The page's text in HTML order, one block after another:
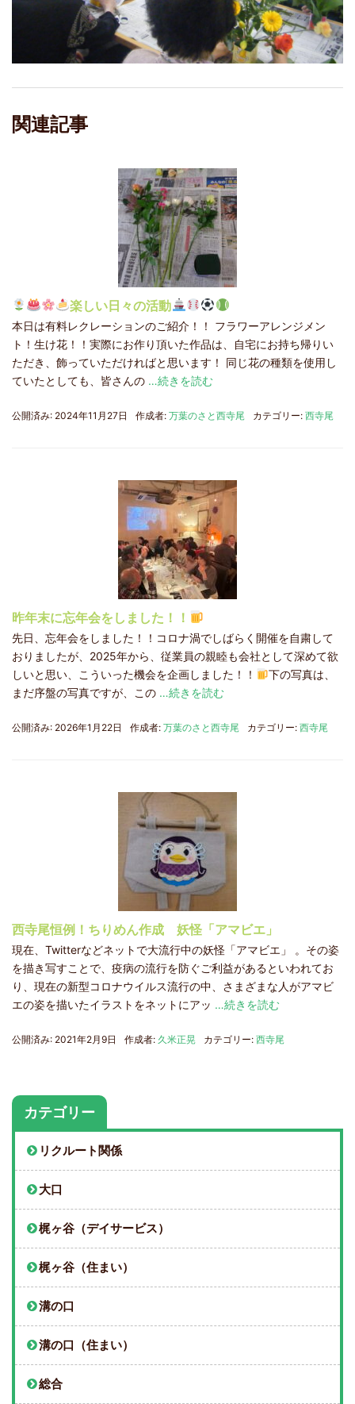
関連記事
楽しい日々の活動
本日は有料レクレーションのご紹介！！ フラワーアレンジメン
ト！生け花！！実際にお作り頂いた作品は、自宅にお持ち帰りい
ただき、飾っていただければと思います！ 同じ花の種類を使用し
ていたとしても、皆さんの …続きを読む
公開済み: 2024年11月27日 作成者: 万葉のさと西寺尾 カテゴリー: 西寺尾
昨年末に忘年会をしました！！
先日、忘年会をしました！！コロナ渦でしばらく開催を自粛して
おりましたが、2025年から、従業員の親睦も会社として深めて欲
しいと思い、こういった機会を企画しました！！
下の写真は、
まだ序盤の写真ですが、この …続きを読む
公開済み: 2026年1月22日 作成者: 万葉のさと西寺尾 カテゴリー: 西寺尾
西寺尾恒例！ちりめん作成 妖怪「アマビエ」
現在、Twitterなどネットで大流行中の妖怪「アマビエ」 。その姿
を描き写すことで、疫病の流行を防ぐご利益があるといわれてお
り、現在の新型コロナウイルス流行の中、さまざまな人がアマビ
エの姿を描いたイラストをネットにアッ …続きを読む
公開済み: 2021年2月9日 作成者: 久米正晃 カテゴリー: 西寺尾
カテゴリー
リクルート関係
大口
梶ヶ谷（デイサービス）
梶ヶ谷（住まい）
溝の口
溝の口（住まい）
総合